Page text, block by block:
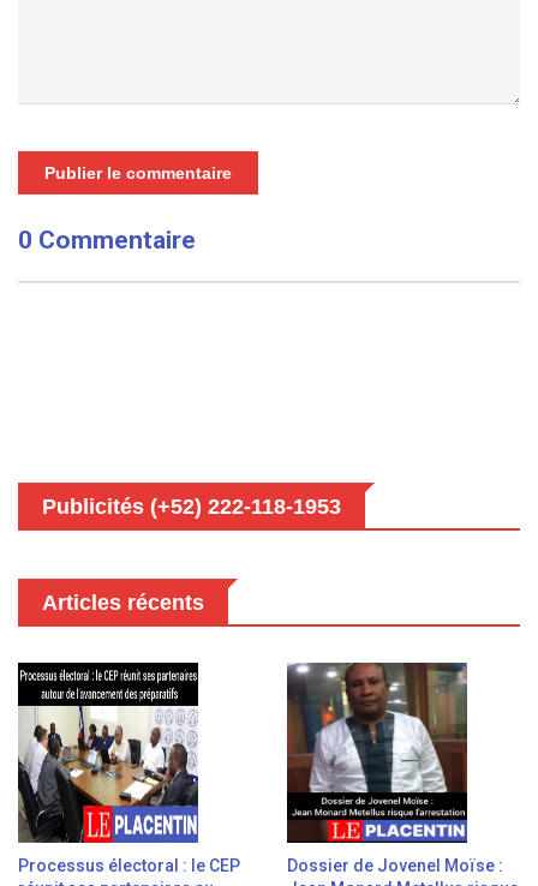
Publier le commentaire
0 Commentaire
Publicités (+52) 222-118-1953
Articles récents
Processus électoral : le CEP
Dossier de Jovenel Moïse :